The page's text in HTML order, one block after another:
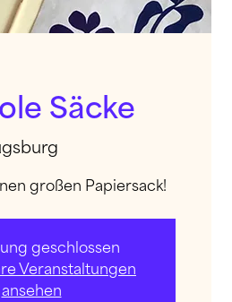
Säcke
großen Papiersack!
geschlossen
Veranstaltungen
ansehen